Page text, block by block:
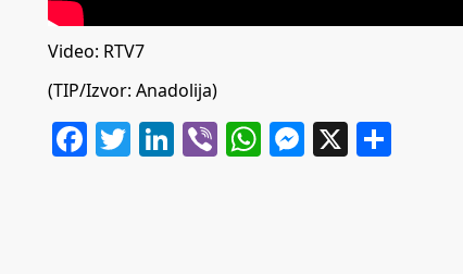
Video: RTV7
(TIP/Izvor: Anadolija)
Facebook
Twitter
LinkedIn
ViberWhatsApp
Messenger
X